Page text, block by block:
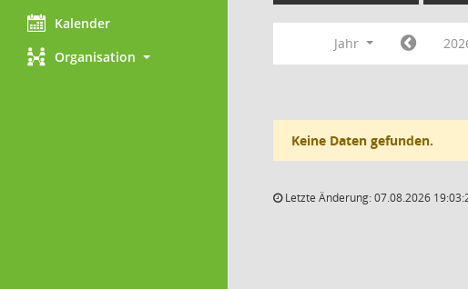
Kalender
Organisation
Jahr
Keine Daten gefunden.
Letzte Änderung: 07.08.2026